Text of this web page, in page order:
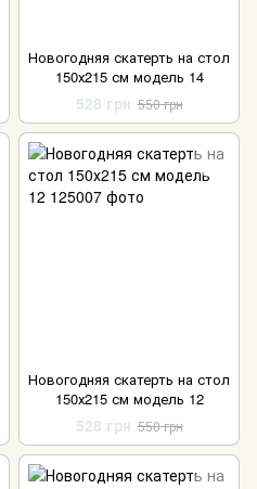
Новогодняя скатерть на стол
150х215 см модель 14
528 грн 550 грн
Новогодняя скатерть на стол
150х215 см модель 12
528 грн 550 грн